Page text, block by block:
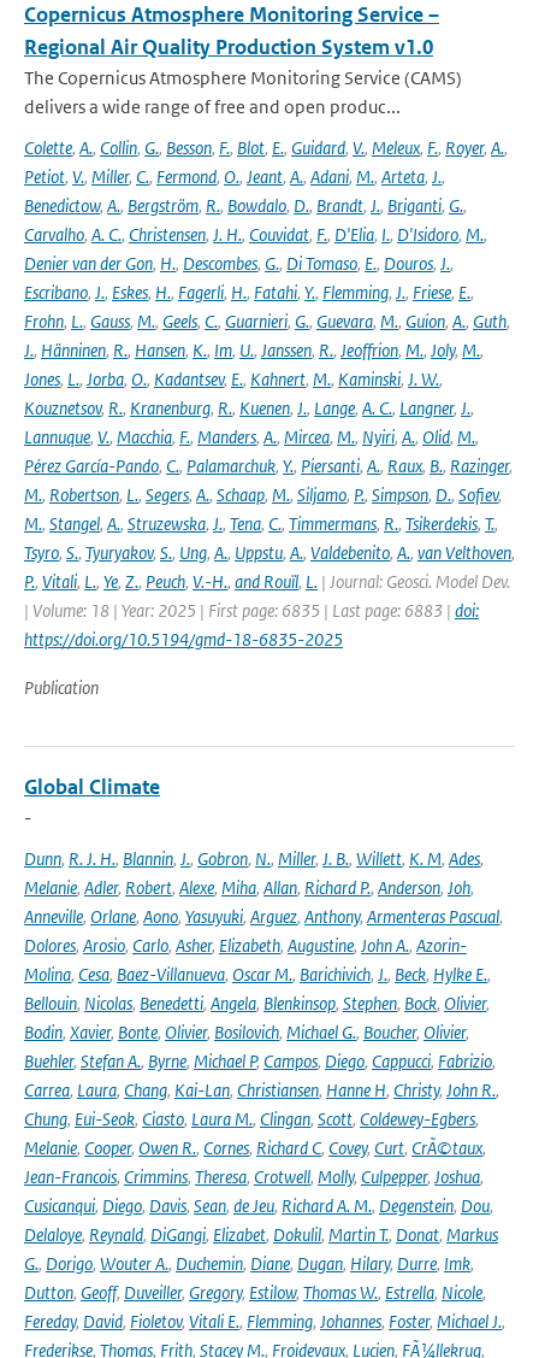
Copernicus Atmosphere Monitoring Service –
Regional Air Quality Production System v1.0
The Copernicus Atmosphere Monitoring Service (CAMS)
delivers a wide range of free and open produc...
Colette, A., Collin, G., Besson, F., Blot, E., Guidard, V., Meleux, F., Royer, A.,
Petiot, V., Miller, C., Fermond, O., Jeant, A., Adani, M., Arteta, J.,
Benedictow, A., Bergström, R., Bowdalo, D., Brandt, J., Briganti, G.,
Carvalho, A. C., Christensen, J. H., Couvidat, F., D'Elia, I., D'Isidoro, M.,
Denier van der Gon, H., Descombes, G., Di Tomaso, E., Douros, J.,
Escribano, J., Eskes, H., Fagerli, H., Fatahi, Y., Flemming, J., Friese, E.,
Frohn, L., Gauss, M., Geels, C., Guarnieri, G., Guevara, M., Guion, A., Guth,
J., Hänninen, R., Hansen, K., Im, U., Janssen, R., Jeoffrion, M., Joly, M.,
Jones, L., Jorba, O., Kadantsev, E., Kahnert, M., Kaminski, J. W.,
Kouznetsov, R., Kranenburg, R., Kuenen, J., Lange, A. C., Langner, J.,
Lannuque, V., Macchia, F., Manders, A., Mircea, M., Nyiri, A., Olid, M.,
Pérez García-Pando, C., Palamarchuk, Y., Piersanti, A., Raux, B., Razinger,
M., Robertson, L., Segers, A., Schaap, M., Siljamo, P., Simpson, D., Sofiev,
M., Stangel, A., Struzewska, J., Tena, C., Timmermans, R., Tsikerdekis, T.,
Tsyro, S., Tyuryakov, S., Ung, A., Uppstu, A., Valdebenito, A., van Velthoven,
P., Vitali, L., Ye, Z., Peuch, V.-H., and Rouïl, L. | Journal: Geosci. Model Dev.
| Volume: 18 | Year: 2025 | First page: 6835 | Last page: 6883 | doi:
https://doi.org/10.5194/gmd-18-6835-2025
Publication
Global Climate
-
Dunn, R. J. H., Blannin, J., Gobron, N., Miller, J. B., Willett, K. M, Ades,
Melanie, Adler, Robert, Alexe, Miha, Allan, Richard P., Anderson, Joh,
Anneville, Orlane, Aono, Yasuyuki, Arguez, Anthony, Armenteras Pascual,
Dolores, Arosio, Carlo, Asher, Elizabeth, Augustine, John A., Azorin-
Molina, Cesa, Baez-Villanueva, Oscar M., Barichivich, J., Beck, Hylke E.,
Bellouin, Nicolas, Benedetti, Angela, Blenkinsop, Stephen, Bock, Olivier,
Bodin, Xavier, Bonte, Olivier, Bosilovich, Michael G., Boucher, Olivier,
Buehler, Stefan A., Byrne, Michael P, Campos, Diego, Cappucci, Fabrizio,
Carrea, Laura, Chang, Kai-Lan, Christiansen, Hanne H, Christy, John R.,
Chung, Eui-Seok, Ciasto, Laura M., Clingan, Scott, Coldewey-Egbers,
Melanie, Cooper, Owen R., Cornes, Richard C, Covey, Curt, CrÃ©taux,
Jean-Francois, Crimmins, Theresa, Crotwell, Molly, Culpepper, Joshua,
Cusicanqui, Diego, Davis, Sean, de Jeu, Richard A. M., Degenstein, Dou,
Delaloye, Reynald, DiGangi, Elizabet, Dokulil, Martin T., Donat, Markus
G., Dorigo, Wouter A., Duchemin, Diane, Dugan, Hilary, Durre, Imk,
Dutton, Geoff, Duveiller, Gregory, Estilow, Thomas W., Estrella, Nicole,
Fereday, David, Fioletov, Vitali E., Flemming, Johannes, Foster, Michael J.,
Frederikse, Thomas, Frith, Stacey M., Froidevaux, Lucien, FÃ¼llekrug,